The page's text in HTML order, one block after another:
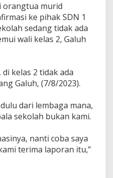
orangtua murid
ke pihak SDN 1
sedang tidak ada
wali kelas 2, Galuh
di kelas 2 tidak ada
Galuh, (7/8/2023).
dari lembaga mana,
sekolah bukan kami.
nanti coba saya
terima laporan itu,”